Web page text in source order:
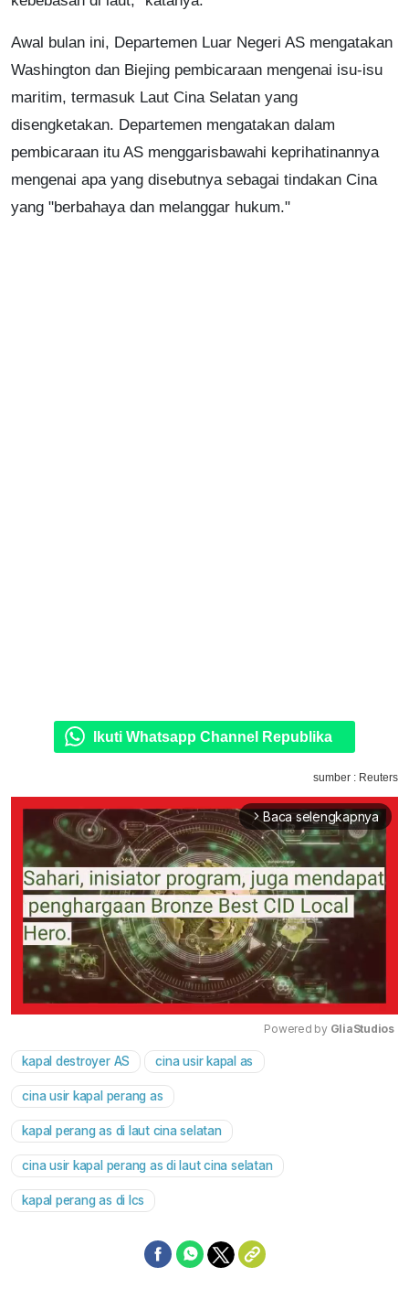
Awal bulan ini, Departemen Luar Negeri AS mengatakan
Washington dan Biejing pembicaraan mengenai isu-isu
maritim, termasuk Laut Cina Selatan yang
disengketakan. Departemen mengatakan dalam
pembicaraan itu AS menggarisbawahi keprihatinannya
mengenai apa yang disebutnya sebagai tindakan Cina
yang "berbahaya dan melanggar hukum."
Ikuti Whatsapp Channel Republika
sumber : Reuters
arrow_forward_ios Baca selengkapnya
Powered by GliaStudios
kapal destroyer AS cina usir kapal as
cina usir kapal perang as
kapal perang as di laut cina selatan
cina usir kapal perang as di laut cina selatan
kapal perang as di lcs